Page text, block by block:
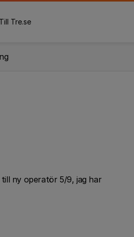
Till Tre.se
ny operatör 5/9, jag har